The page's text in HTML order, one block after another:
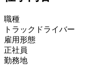
職種
トラックドライバー
雇用形態
正社員
勤務地